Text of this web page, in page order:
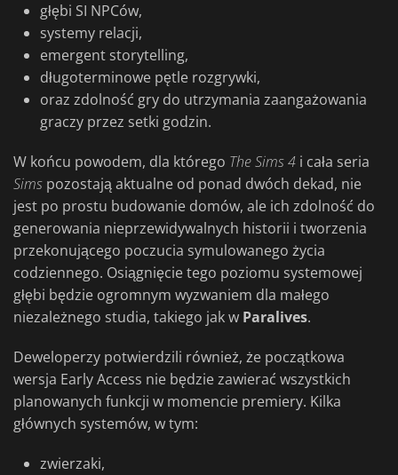
głębi SI NPCów,
systemy relacji,
emergent storytelling,
długoterminowe pętle rozgrywki,
oraz zdolność gry do utrzymania zaangażowania
graczy przez setki godzin.
W końcu powodem, dla którego The Sims 4 i cała seria
Sims pozostają aktualne od ponad dwóch dekad, nie
jest po prostu budowanie domów, ale ich zdolność do
generowania nieprzewidywalnych historii i tworzenia
przekonującego poczucia symulowanego życia
codziennego. Osiągnięcie tego poziomu systemowej
głębi będzie ogromnym wyzwaniem dla małego
niezależnego studia, takiego jak w Paralives.
Deweloperzy potwierdzili również, że początkowa
wersja Early Access nie będzie zawierać wszystkich
planowanych funkcji w momencie premiery. Kilka
głównych systemów, w tym:
zwierzaki,